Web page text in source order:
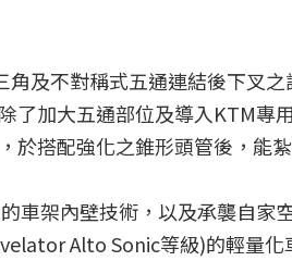
及不對稱式五通連結後下叉
了加大五通部位及導入KTM專
於搭配強化之錐形頭管後，能
車架內壁技術，以及承襲自家
Alto Sonic等級)的輕量